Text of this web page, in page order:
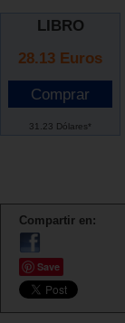
LIBRO
28.13 Euros
31.23 Dólares*
Compartir en:
Save